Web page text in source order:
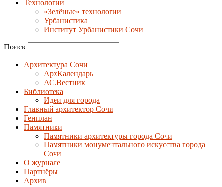
Технологии
«Зелёные» технологии
Урбанистика
Институт Урбанистики Сочи
Поиск
Архитектура Сочи
АрхКалендарь
АС.Вестник
Библиотека
Идеи для города
Главный архитектор Сочи
Генплан
Памятники
Памятники архитектуры города Сочи
Памятники монументального искусства города
Сочи
О журнале
Партнёры
Архив